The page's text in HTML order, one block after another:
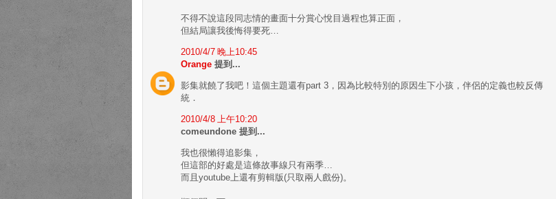
不得不說這段同志情的畫面十分賞心悅目過程也算正面，
但結局讓我後悔得要死…
2010/4/7 晚上10:45
Orange 提到...
影集就饒了我吧！這個主題還有part 3，因為比較特別的原因生下小孩，伴侶的定義也較反傳
統．
2010/4/8 上午10:20
comeundone 提到...
我也很懶得追影集，
但這部的好處是這條故事線只有兩季…
而且youtube上還有剪輯版(只取兩人戲份)。